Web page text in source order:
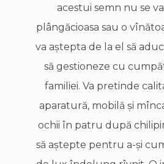
acestui semn nu se
plângăcioasa sau o
va aştepta de la el să
să gestioneze cu
familiei. Va pretinde
aparatură, mobilă şi
ochii în patru după
să aştepte pentru a-şi